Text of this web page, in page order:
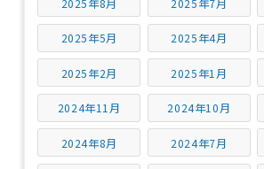
2025年5月 2025年4月
2025年2月 2025年1月
2024年11月 2024年10月
2024年8月 2024年7月